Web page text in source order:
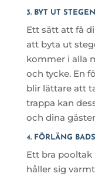
3. BYT UT
Ett sätt att få
att byta ut
kommer i alla
och tycke. En
blir lättare att
trappa kan
och dina
4. FÖRLÄNG
Ett bra
håller sig